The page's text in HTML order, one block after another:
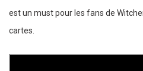
est un must pour les fans de
cartes.